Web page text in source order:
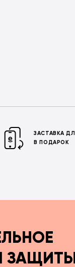
ЗАСТАВКА
В ПОДАРОК